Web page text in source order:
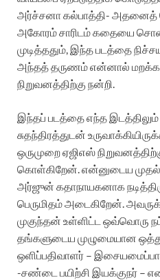
அர்ச்சனா கல்பாத்தி- அதனைத்
அகோரம் சாரிடம் கதையை
முடித்ததும், இந்த படத்தை
அந்தத் தருணம் என்னால் மறக்க
நிறுவனத்திற்கு நன்றி.
இந்தப் படத்தை எந்த இடத்திலும்
சுதந்திரத்துடன்
ஒருமுறை ஏஜிஎஸ்
கொள்கிறேன். என்னுடைய
அர்ஜுன் கதாநாயகனாக
பெருமிதம் அடைகிறேன்.
முகுந்தன் உள்ளிட்ட ஒவ்வொரு
தங்களுடைய முழுமையான
ஒளிப்பதிவாளர் –
-சண்டை பயிற்சி இயக்குநர் –